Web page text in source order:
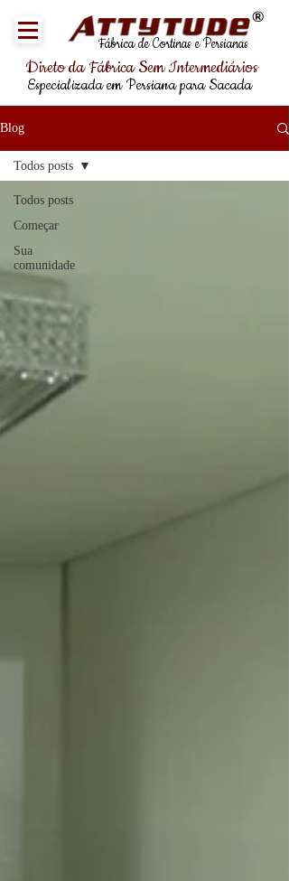
Fábrica de Cortinas e Persianas
®
Direto da Fábrica Sem Intermediários
Especializada em Persiana para Sacada
Blog
Todos posts
Começar
Sua
comunidade
Todos posts